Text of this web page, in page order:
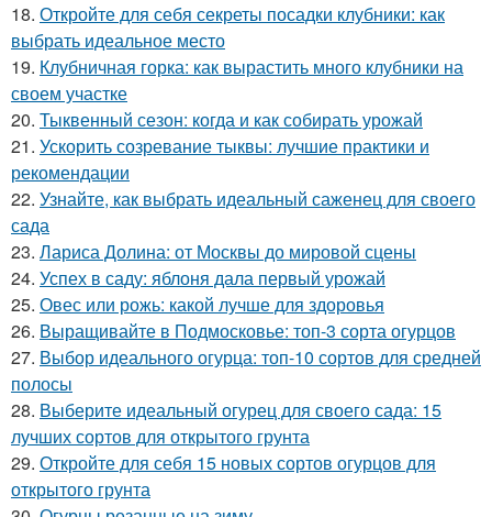
18. Откройте для себя секреты посадки клубники: как
выбрать идеальное место
19. Клубничная горка: как вырастить много клубники на
своем участке
20. Тыквенный сезон: когда и как собирать урожай
21. Ускорить созревание тыквы: лучшие практики и
рекомендации
22. Узнайте, как выбрать идеальный саженец для своего
сада
23. Лариса Долина: от Москвы до мировой сцены
24. Успех в саду: яблоня дала первый урожай
25. Овес или рожь: какой лучше для здоровья
26. Выращивайте в Подмосковье: топ-3 сорта огурцов
27. Выбор идеального огурца: топ-10 сортов для средней
полосы
28. Выберите идеальный огурец для своего сада: 15
лучших сортов для открытого грунта
29. Откройте для себя 15 новых сортов огурцов для
открытого грунта